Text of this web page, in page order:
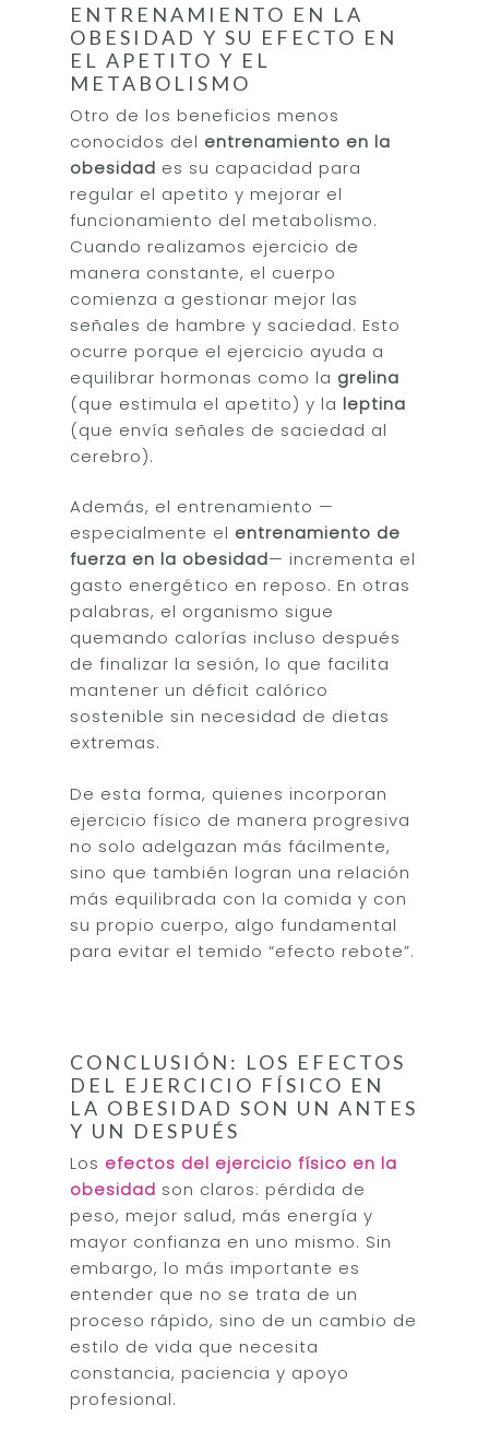
ENTRENAMIENTO EN LA
OBESIDAD Y SU EFECTO EN
EL APETITO Y EL
METABOLISMO
Otro de los beneficios menos
conocidos del entrenamiento en la
obesidad es su capacidad para
regular el apetito y mejorar el
funcionamiento del metabolismo.
Cuando realizamos ejercicio de
manera constante, el cuerpo
comienza a gestionar mejor las
señales de hambre y saciedad. Esto
ocurre porque el ejercicio ayuda a
equilibrar hormonas como la grelina
(que estimula el apetito) y la leptina
(que envía señales de saciedad al
cerebro).
Además, el entrenamiento —
especialmente el entrenamiento de
fuerza en la obesidad— incrementa el
gasto energético en reposo. En otras
palabras, el organismo sigue
quemando calorías incluso después
de finalizar la sesión, lo que facilita
mantener un déficit calórico
sostenible sin necesidad de dietas
extremas.
De esta forma, quienes incorporan
ejercicio físico de manera progresiva
no solo adelgazan más fácilmente,
sino que también logran una relación
más equilibrada con la comida y con
su propio cuerpo, algo fundamental
para evitar el temido “efecto rebote”.
CONCLUSIÓN: LOS EFECTOS
DEL EJERCICIO FÍSICO EN
LA OBESIDAD SON UN ANTES
Y UN DESPUÉS
Los efectos del ejercicio físico en la
obesidad son claros: pérdida de
peso, mejor salud, más energía y
mayor confianza en uno mismo. Sin
embargo, lo más importante es
entender que no se trata de un
proceso rápido, sino de un cambio de
estilo de vida que necesita
constancia, paciencia y apoyo
profesional.
Inicio
Sobre Mí
Servicios
Entrenamientos
Sobrepeso
Fuerza Mujeres
Oncológico
Obesidad
Coaching
Bienestar para
Alimentación
Saludable
Recetas Saludables
Foodie´s Book
Contacto
Blog